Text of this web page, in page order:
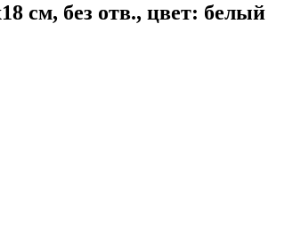
см, без отв., цвет: белый